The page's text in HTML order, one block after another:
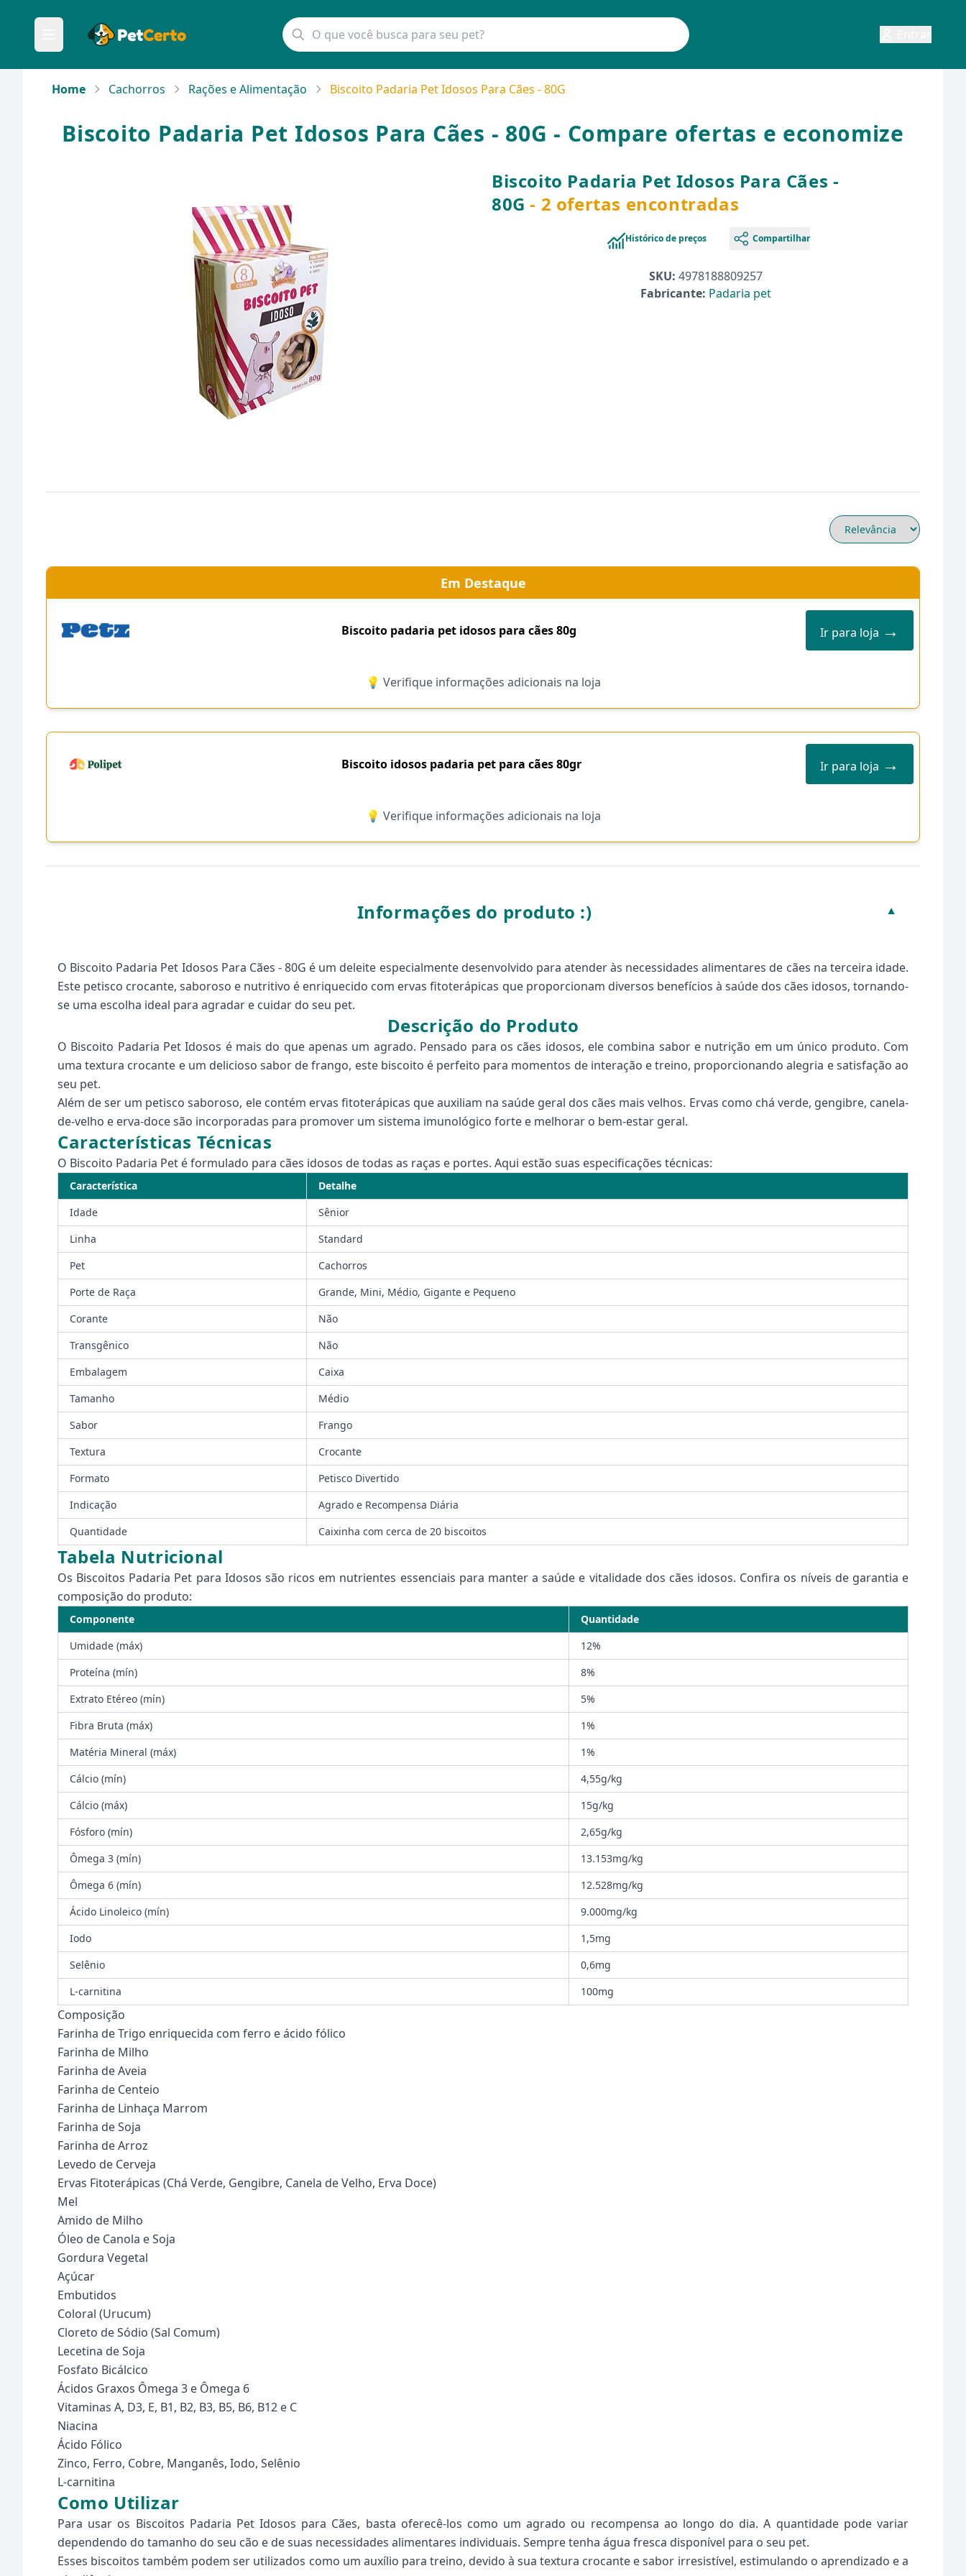
Home Cachorros Rações e Alimentação Biscoito Padaria Pet Idosos Para Cães - 80G
Biscoito Padaria Pet Idosos Para Cães - 80G - Compare ofertas e economize
Biscoito Padaria Pet Idosos Para Cães -
80G - 2 ofertas encontradas
Histórico de preços Compartilhar
SKU: 4978188809257
Fabricante: Padaria pet
Em Destaque
Biscoito padaria pet idosos para cães 80g Ir para loja →
💡 Verifique informações adicionais na loja
Biscoito idosos padaria pet para cães 80gr Ir para loja →
💡 Verifique informações adicionais na loja
Informações do produto :) ▼
O Biscoito Padaria Pet Idosos Para Cães - 80G é um deleite especialmente desenvolvido para atender às necessidades alimentares de cães na terceira idade.
Este petisco crocante, saboroso e nutritivo é enriquecido com ervas fitoterápicas que proporcionam diversos benefícios à saúde dos cães idosos, tornando-
se uma escolha ideal para agradar e cuidar do seu pet.
Descrição do Produto
O Biscoito Padaria Pet Idosos é mais do que apenas um agrado. Pensado para os cães idosos, ele combina sabor e nutrição em um único produto. Com
uma textura crocante e um delicioso sabor de frango, este biscoito é perfeito para momentos de interação e treino, proporcionando alegria e satisfação ao
seu pet.
Além de ser um petisco saboroso, ele contém ervas fitoterápicas que auxiliam na saúde geral dos cães mais velhos. Ervas como chá verde, gengibre, canela-
de-velho e erva-doce são incorporadas para promover um sistema imunológico forte e melhorar o bem-estar geral.
Características Técnicas
O Biscoito Padaria Pet é formulado para cães idosos de todas as raças e portes. Aqui estão suas especificações técnicas:
Característica
Detalhe
Idade
Sênior
Linha
Standard
Pet
Cachorros
Porte de Raça
Grande, Mini, Médio, Gigante e Pequeno
Corante
Não
Transgênico
Não
Embalagem
Caixa
Tamanho
Médio
Sabor
Frango
Textura
Crocante
Formato
Petisco Divertido
Indicação
Agrado e Recompensa Diária
Quantidade
Caixinha com cerca de 20 biscoitos
Tabela Nutricional
Os Biscoitos Padaria Pet para Idosos são ricos em nutrientes essenciais para manter a saúde e vitalidade dos cães idosos. Confira os níveis de garantia e
composição do produto:
Componente
Quantidade
Umidade (máx)
12%
Proteína (mín)
8%
Extrato Etéreo (mín)
5%
Fibra Bruta (máx)
1%
Matéria Mineral (máx)
1%
Cálcio (mín)
4,55g/kg
Cálcio (máx)
15g/kg
Fósforo (mín)
2,65g/kg
Ômega 3 (mín)
13.153mg/kg
Ômega 6 (mín)
12.528mg/kg
Ácido Linoleico (mín)
9.000mg/kg
Iodo
1,5mg
Selênio
0,6mg
L-carnitina
100mg
Composição
Farinha de Trigo enriquecida com ferro e ácido fólico
Farinha de Milho
Farinha de Aveia
Farinha de Centeio
Farinha de Linhaça Marrom
Farinha de Soja
Farinha de Arroz
Levedo de Cerveja
Ervas Fitoterápicas (Chá Verde, Gengibre, Canela de Velho, Erva Doce)
Mel
Amido de Milho
Óleo de Canola e Soja
Gordura Vegetal
Açúcar
Embutidos
Coloral (Urucum)
Cloreto de Sódio (Sal Comum)
Lecetina de Soja
Fosfato Bicálcico
Ácidos Graxos Ômega 3 e Ômega 6
Vitaminas A, D3, E, B1, B2, B3, B5, B6, B12 e C
Niacina
Ácido Fólico
Zinco, Ferro, Cobre, Manganês, Iodo, Selênio
L-carnitina
Como Utilizar
Para usar os Biscoitos Padaria Pet Idosos para Cães, basta oferecê-los como um agrado ou recompensa ao longo do dia. A quantidade pode variar
dependendo do tamanho do seu cão e de suas necessidades alimentares individuais. Sempre tenha água fresca disponível para o seu pet.
Esses biscoitos também podem ser utilizados como um auxílio para treino, devido à sua textura crocante e sabor irresistível, estimulando o aprendizado e a